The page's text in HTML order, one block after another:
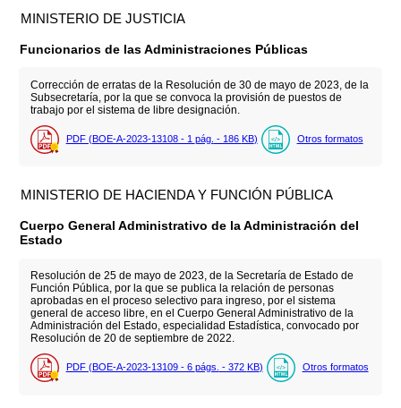
MINISTERIO DE JUSTICIA
Funcionarios de las Administraciones Públicas
Corrección de erratas de la Resolución de 30 de mayo de 2023, de la
Subsecretaría, por la que se convoca la provisión de puestos de
trabajo por el sistema de libre designación.
PDF (BOE-A-2023-13108 - 1 pág. - 186 KB) Otros formatos
MINISTERIO DE HACIENDA Y FUNCIÓN PÚBLICA
Cuerpo General Administrativo de la Administración del
Estado
Resolución de 25 de mayo de 2023, de la Secretaría de Estado de
Función Pública, por la que se publica la relación de personas
aprobadas en el proceso selectivo para ingreso, por el sistema
general de acceso libre, en el Cuerpo General Administrativo de la
Administración del Estado, especialidad Estadística, convocado por
Resolución de 20 de septiembre de 2022.
PDF (BOE-A-2023-13109 - 6 págs. - 372 KB) Otros formatos